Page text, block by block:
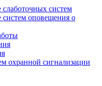
систем
систем оповещения о
охранной сигнализации